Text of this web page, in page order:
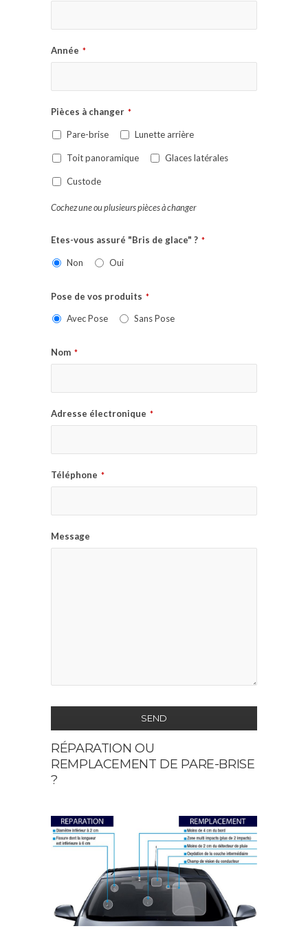
Année *
Pièces à changer *
Pare-brise Lunette arrière
Toit panoramique Glaces latérales
Custode
Cochez une ou plusieurs pièces à changer
Etes-vous assuré "Bris de glace" ? *
Non Oui
Pose de vos produits *
Avec Pose Sans Pose
Nom *
Adresse électronique *
Téléphone *
Message
SEND
This
field
should
left
blank
RÉPARATION OU
REMPLACEMENT DE PARE-BRISE
?